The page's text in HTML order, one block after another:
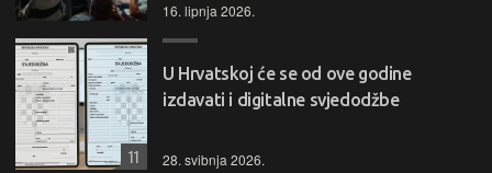
16. lipnja 2026.
U Hrvatskoj će se od ove godine
izdavati i digitalne svjedodžbe
28. svibnja 2026.
11